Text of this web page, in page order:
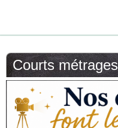
Courts métrages